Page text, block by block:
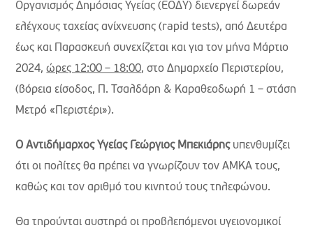
Οργανισμός Δημόσιας Υγείας (ΕΟΔΥ) διενεργεί δωρεάν
ελέγχους ταχείας ανίχνευσης (rapid tests), από Δευτέρα
έως και Παρασκευή συνεχίζεται και για τον μήνα Μάρτιο
2024,ώρες 12:00 – 18:00, στο Δημαρχείο Περιστερίου,
(βόρεια είσοδος, Π. Τσαλδάρη & Καραθεοδωρή 1 – στάση
Μετρό «Περιστέρι»).
Ο Αντιδήμαρχος Υγείας Γεώργιος Μπεκιάρηςυπενθυμίζει
ότι οι πολίτες θα πρέπει να γνωρίζουν τον ΑΜΚΑ τους,
καθώς και τον αριθμό του κινητού τους τηλεφώνου.
Θα τηρούνται αυστηρά οι προβλεπόμενοι υγειονομικοί